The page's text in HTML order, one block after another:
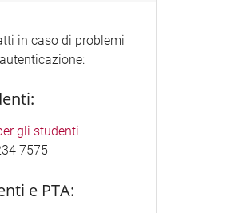
in caso di problemi
gli studenti
7575
e PTA: